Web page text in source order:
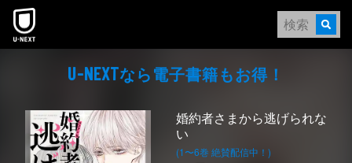
本文へスキップ
U-NEXTなら電⼦書籍もお得！
婚約者さまから逃げられな
い
(1〜6巻 絶賛配信中！)